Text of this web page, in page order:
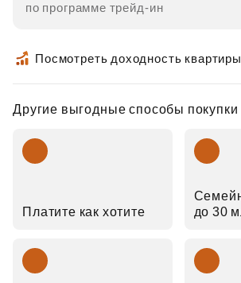
по программе трейд‑ин
Посмотреть доходность квартиры
Другие выгодные способы покупки
Платите как хотите
до 30